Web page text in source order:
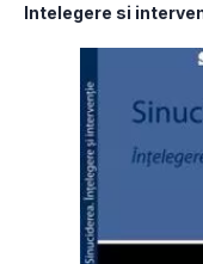
Intelegere si